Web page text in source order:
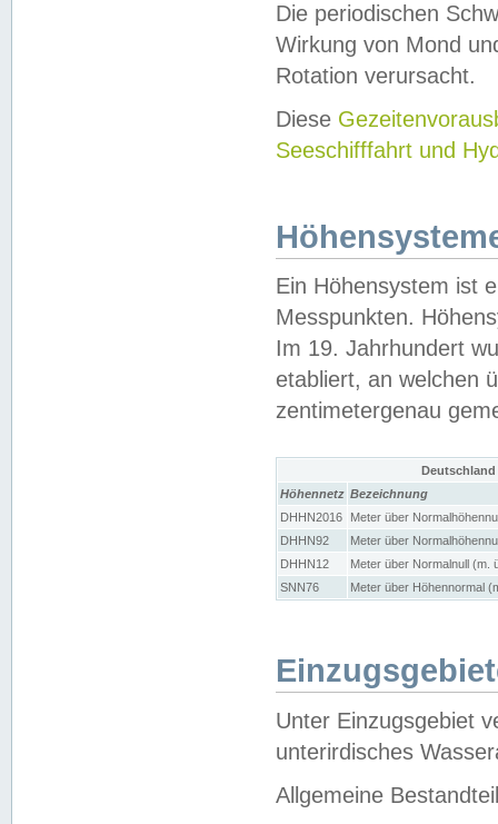
Die periodischen
Wirkung von Mond
Rotation verursacht.
Diese
Seeschifffahrt und
Ein Höhensystem ist
Messpunkten.
Im 19. Jahrhundert
etabliert, an welchen
zentimetergenau
Höhennetz Bezeichnung
DHHN2016
Meter über
DHHN92
Meter über
DHHN12
Meter über Normalnull (m.
SNN76
Meter über Höhennormal
Unter Einzugsgebiet
unterirdisches
Allgemeine